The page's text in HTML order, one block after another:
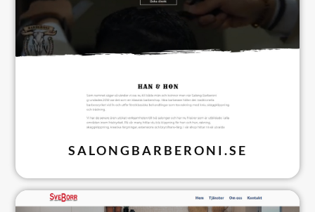
SALONGBARBERONI.SE